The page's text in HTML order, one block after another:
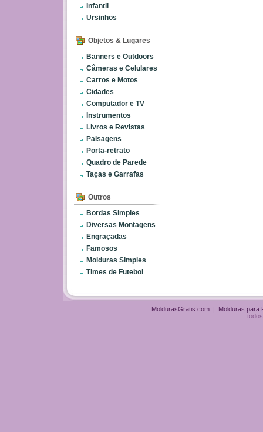
Infantil
Ursinhos
Objetos & Lugares
Banners e Outdoors
Câmeras e Celulares
Carros e Motos
Cidades
Computador e TV
Instrumentos
Livros e Revistas
Paisagens
Porta-retrato
Quadro de Parede
Taças e Garrafas
Outros
Bordas Simples
Diversas Montagens
Engraçadas
Famosos
Molduras Simples
Times de Futebol
MoldurasGratis.com | Molduras